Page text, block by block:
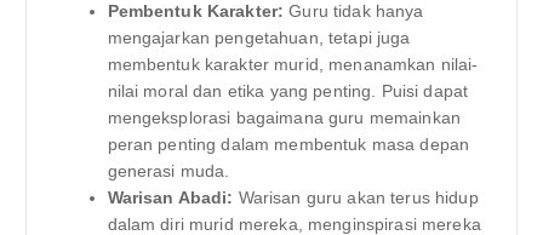
Pembentuk Karakter: Guru tidak hanya
mengajarkan pengetahuan, tetapi juga
membentuk karakter murid, menanamkan nilai-
nilai moral dan etika yang penting. Puisi dapat
mengeksplorasi bagaimana guru memainkan
peran penting dalam membentuk masa depan
generasi muda.
Warisan Abadi: Warisan guru akan terus hidup
dalam diri murid mereka, menginspirasi mereka